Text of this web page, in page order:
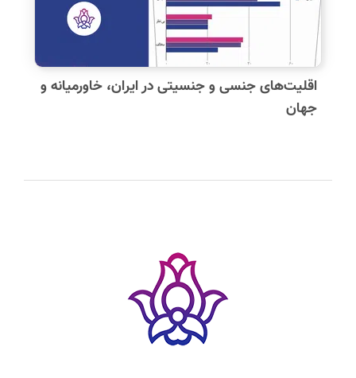
دیدگاه شما:
کلیه نظرات پس از بررسی و تایید مدیر وب‌سایت، به‌صورت عمومی منتشر می‌شوند
اقلیت‌های جنسی و جنسیتی در ایران، خاورمیانه و
جهان